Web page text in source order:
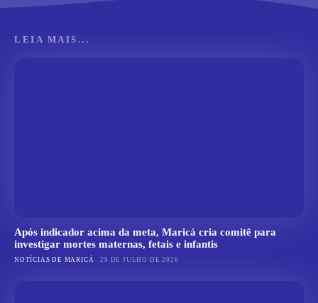
LEIA MAIS...
Após indicador acima da meta, Maricá cria comitê para
investigar mortes maternas, fetais e infantis
NOTÍCIAS DE MARICÁ 29 DE JULHO DE 2026